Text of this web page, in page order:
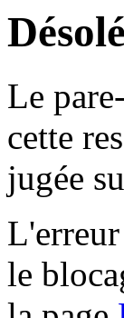
Le
cette
jugée
le